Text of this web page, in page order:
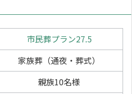
市民葬プラン27.5
家族葬（通夜・葬式）
親族10名様